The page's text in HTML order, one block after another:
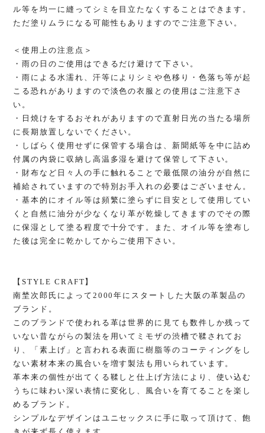
ル等を均一に縫ってシミを目立たなくすることはできます。
ただ塗りムラになる可能性もありますのでご注意下さい。
＜使用上の注意点＞
・雨の日のご使用はできるだけ避けて下さい。
・雨による水濡れ、汗等によりシミや色移り・色落ち等が起
こる恐れがありますので淡色の衣服との使用はご注意下さ
い。
・日焼けをするおそれがありますので直射日光の当たる場所
に長期放置しないでください。
・しばらく使用せずに保管する場合は、新聞紙等を中に詰め
付属の内袋に収納し高温多湿を避けて保管して下さい。
・財布など日々人の手に触れることで最低限の油分が自然に
補給されていますので特別お手入れの必要はございません。
・基本的にオイル等は頻繁に塗らずに目安として使用してい
くと自然に油分が少なくなり革が乾燥してきますのでその際
に保湿として塗る程度で十分です。また、オイル等を塗布し
た後は完全に乾かしてからご使用下さい。
【STYLE CRAFT】
南埜次郎氏によって2000年にスタートした大阪の革製品の
ブランド。
このブランドで使われる革は世界的に見ても数件しか残って
いない昔ながらの製法を用いてミモザの渋槽で鞣されてお
り、「素上げ」と言われる表面に樹脂等のコーティングをし
ない素材本来の風合いを増す製法も用いられています。
革本来の個性が出てくる鞣しと仕上げ方法により、使い込む
うちに味わい深い表情に変化し、風合いを育てることを楽し
めるブランド。
シンプルなデザインはユニセックスに手に取って頂けて、飽